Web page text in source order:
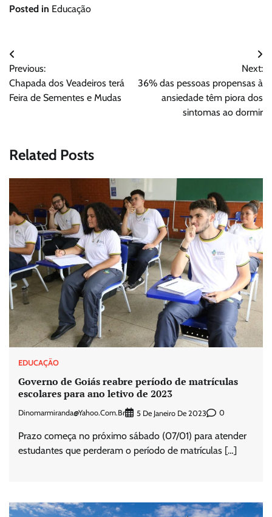
Posted in Educação
Navegação
de
Post
Previous:
Chapada dos Veadeiros terá
Feira de Sementes e Mudas
Next:
36% das pessoas propensas à
ansiedade têm piora dos
sintomas ao dormir
Related Posts
EDUCAÇÃO
Governo de Goiás reabre período de matrículas
escolares para ano letivo de 2023
Dinomarmiranda@yahoo.com.br 5 De Janeiro De 2023 0
Prazo começa no próximo sábado (07/01) para atender
estudantes que perderam o período de matrículas […]